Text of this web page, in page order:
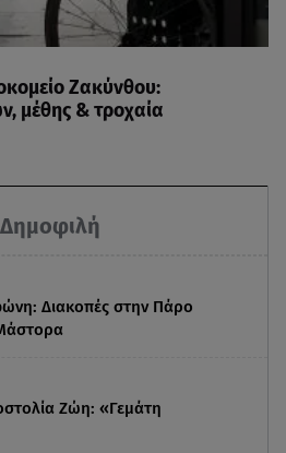
Δημοφιλή
Διακοπές στην Πάρο
Ζώη: «Γεμάτη
Ζακύνθου:
μέθης & τροχαία